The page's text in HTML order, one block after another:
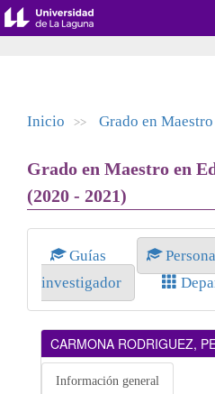
Inicio >> Grado en
Grado en Maestro en
(2020 - 2021)
Guías
investigador
CARMONA RODRIGUEZ,
Información general